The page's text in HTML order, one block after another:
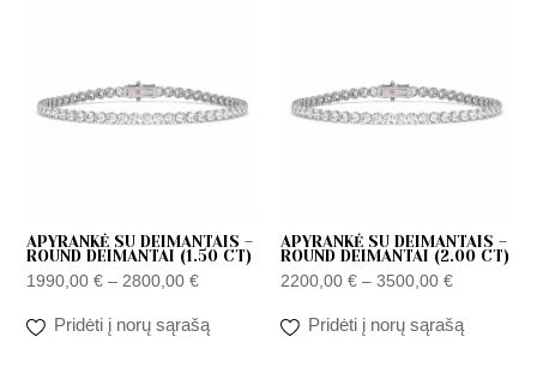
APYRANKĖ SU DEIMANTAIS –
ROUND DEIMANTAI (1.50 CT)
1990,00€ – 2800,00€
2800,00 €
Pridėti į norų sąrašą
APYRANKĖ SU DEIMANTAIS –
ROUND DEIMANTAI (2.00 CT)
2200,00 € – 3500,00 €
3500,00 €
Pridėti į norų sąrašą